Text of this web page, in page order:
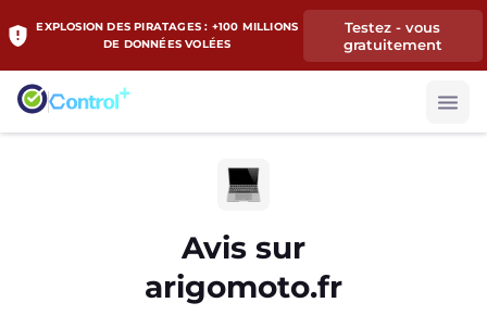
EXPLOSION DES PIRATAGES : +100 MILLIONS
DE DONNÉES VOLÉES
Testez - vous
gratuitement
Avis sur
arigomoto.fr